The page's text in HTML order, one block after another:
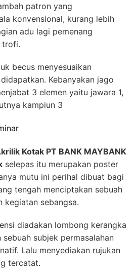
patron yang
konvensional, kurang lebih
adu lagi pemenang
trofi.
becus menyesuaikan
Kebanyakan jago
3 elemen yaitu jawara 1,
kampiun 3
Kotak PT BANK MAYBANK
selepas itu merupakan poster
mutu ini perihal dibuat bagi
tengah menciptakan sebuah
kegiatan sebangsa.
diadakan lombong kerangka
sebuah subjek permasalahan
Lalu menyediakan rujukan
tercatat.